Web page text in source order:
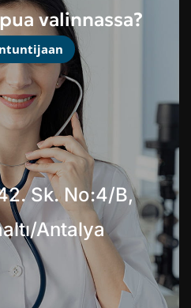
valinnassa?
Sk. No:4/B,
Antalya